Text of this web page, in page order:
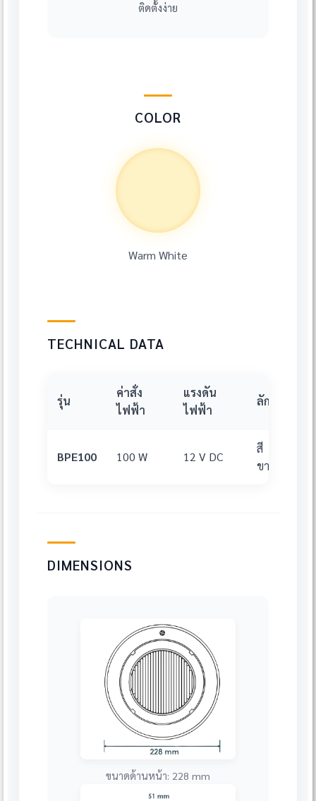
ติดตั้งง่าย
COLOR
Warm White
TECHNICAL DATA
รุ่น
ค่าสั่ง
ไฟฟ้า
แรงดัน
ไฟฟ้า
ลักษณะสี
BPE100 100 W 12 V DC
สี
ขาว
DIMENSIONS
ขนาดด้านหน้า: 228 mm